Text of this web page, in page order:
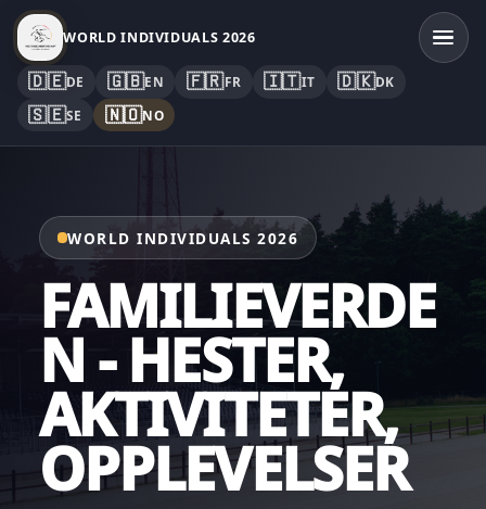
WORLD INDIVIDUALS 2026
🇩🇪DE 🇬🇧EN 🇫🇷FR 🇮🇹IT 🇩🇰DK
🇸🇪SE 🇳🇴NO
WORLD INDIVIDUALS 2026
FAMILIEVERDE
N - HESTER,
AKTIVITETER,
OPPLEVELSER